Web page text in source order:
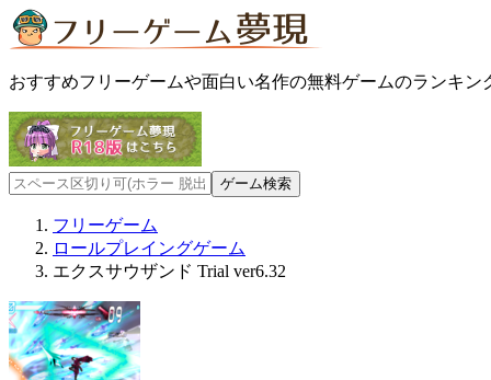
おすすめフリーゲームや面白い名作の無料ゲームのランキン
フリーゲーム
ロールプレイングゲーム
エクスサウザンド Trial ver6.32